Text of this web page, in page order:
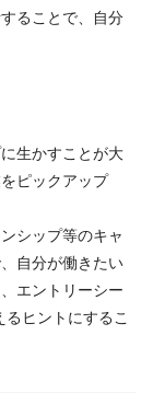
ることで、自分
生かすことが大
ピックアップ
シップ等のキャ
自分が働きたい
エントリーシー
ヒントにするこ